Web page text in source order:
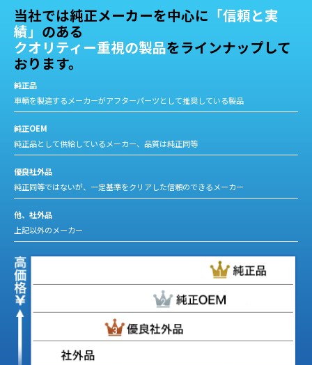
当社では純正メーカーを中心に 「信頼と実
績」 のある
クオリティー重視の製品をラインナップして
おります。
純正品
車輌を製造するメーカーがアフターパーツとして推奨している製品
純正OEM
純正品として供給しているメーカー、品質は純正同等
優良社外品
純正同等ではないが、一定基準をクリアした信頼のできるメーカー
他、社外品
上記以外のメーカー